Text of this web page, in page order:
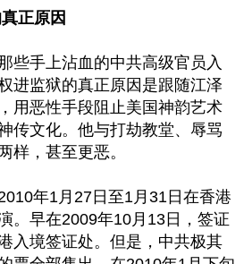
正原因
些手上沾血的中共高级官员入
进监狱的真正原因是跟随江泽
用恶性手段阻止美国神韵艺术
传文化。他与打劫教堂、辱骂
样，甚至更恶。
年1月27日至1月31日在香港
。早在2009年10月13日，签证
入境签证处。但是，中共极其